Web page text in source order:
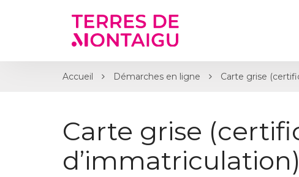
Accueil Démarches en ligne Carte grise
Carte grise
d’immatriculation)